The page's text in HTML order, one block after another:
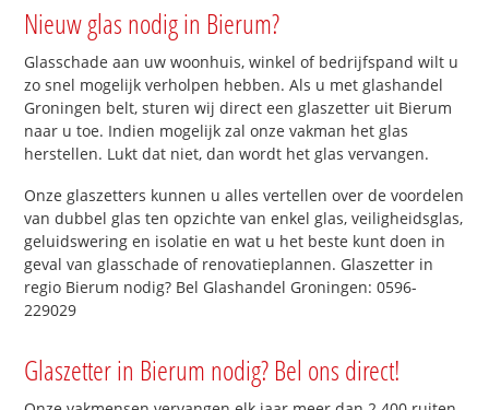
Nieuw glas nodig in Bierum?
Glasschade aan uw woonhuis, winkel of bedrijfspand wilt u
zo snel mogelijk verholpen hebben. Als u met glashandel
Groningen belt, sturen wij direct een glaszetter uit Bierum
naar u toe. Indien mogelijk zal onze vakman het glas
herstellen. Lukt dat niet, dan wordt het glas vervangen.
Onze glaszetters kunnen u alles vertellen over de voordelen
van dubbel glas ten opzichte van enkel glas, veiligheidsglas,
geluidswering en isolatie en wat u het beste kunt doen in
geval van glasschade of renovatieplannen. Glaszetter in
regio Bierum nodig? Bel Glashandel Groningen: 0596-
229029
Glaszetter in Bierum nodig? Bel ons direct!